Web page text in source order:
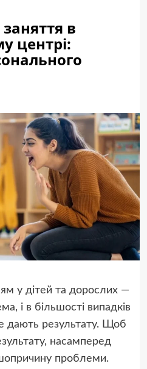
в
центрі:
у дітей та дорослих —
і в більшості випадків
дають результату. Щоб
насамперед
проблеми.